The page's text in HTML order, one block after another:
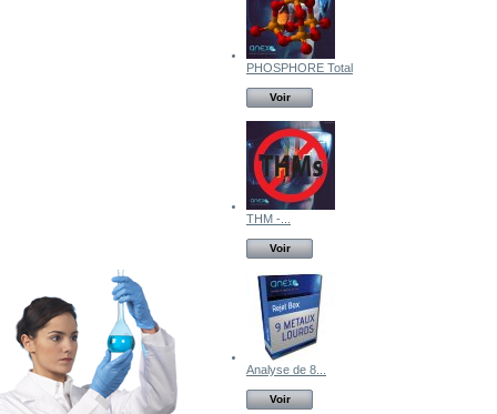
PHOSPHORE Total
Voir
THM -...
Voir
Analyse de 8...
Voir